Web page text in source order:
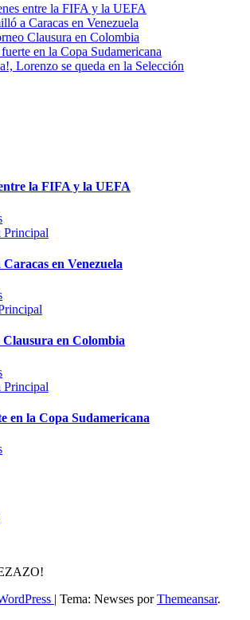
entre la FIFA y la UEFA
a Caracas en Venezuela
Clausura en Colombia
en la Copa Sudamericana
Lorenzo se queda en la Selección
la FIFA y la UEFA
Principal
en Venezuela
en Colombia
Principal
en la Copa Sudamericana
| Tema: Newses porThemeansar.